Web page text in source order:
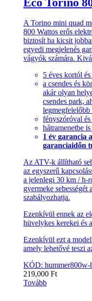
A Torino mini quad
800 Wattos erős
biztosít ha kicsit
egyedi megjelenés
vágyók számára.
5 éves kortól
a csendes és
akár olyan
csendes park,
legmegfelelőbb
fényszóróval
hátramenetbe
1 év garancia
garanciaidőn
Az ATV-k állítható
az egyszerű
a jelenlegi 30 km / h-
gyermeke sebességét
szabályozhatja.
Ezenkívül ennek az
hüvelykes kerekei és
Ezenkívül ezt a
amely lehetővé teszi
KÓD: hummer800w-
219,000 Ft
Tovább